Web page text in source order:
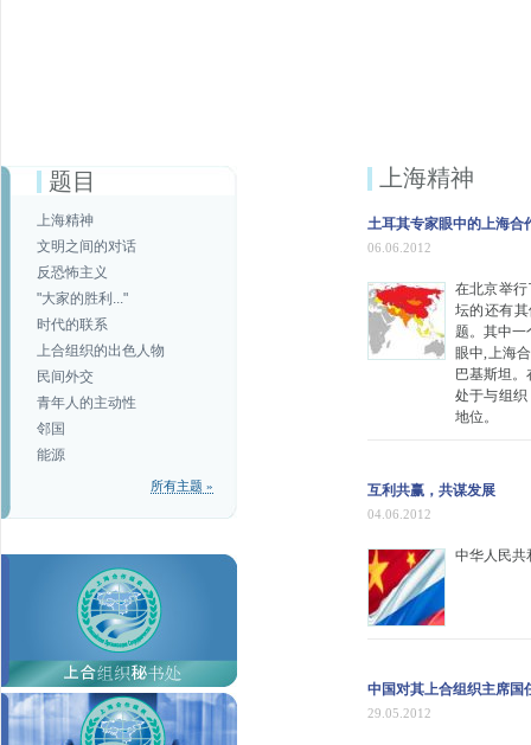
题目
上海精神
文明之间的对话
反恐怖主义
"大家的胜利..."
时代的联系
上合组织的出色人物
民间外交
青年人的主动性
邻国
能源
所有主题 »
上海精神
土耳其专家眼中的上海合
06.06.2012
在北京举
坛的还有
题。其中一
眼中,上海
巴基斯坦
处于与组
地位。
互利共赢，共谋发展
04.06.2012
中华人民共
中国对其上合组织主席国
29.05.2012